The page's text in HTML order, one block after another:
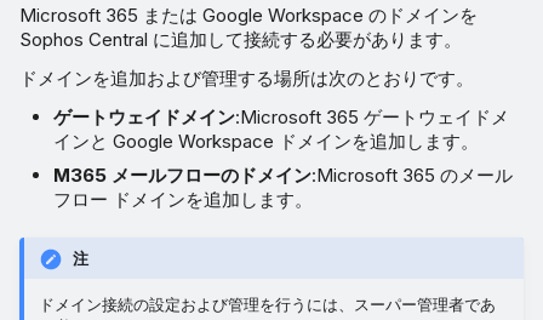
Microsoft 365 または Google Workspace のドメインを
Sophos Central に追加して接続する必要があります。
ドメインを追加および管理する場所は次のとおりです。
ゲートウェイドメイン:Microsoft 365 ゲートウェイドメ
インと Google Workspace ドメインを追加します。
M365 メールフローのドメイン:Microsoft 365 のメール
フロー ドメインを追加します。
注
ドメイン接続の設定および管理を行うには、スーパー管理者であ